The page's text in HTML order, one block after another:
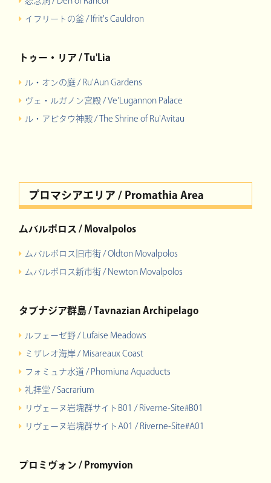
イフリートの釜 / Ifrit's Cauldron
トゥー・リア / Tu'Lia
ル・オンの庭 / Ru'Aun Gardens
ヴェ・ルガノン宮殿 / Ve'Lugannon Palace
ル・アビタウ神殿 / The Shrine of Ru'Avitau
プロマシアエリア / Promathia Area
ムバルポロス / Movalpolos
ムバルポロス旧市街 / Oldton Movalpolos
ムバルポロス新市街 / Newton Movalpolos
タブナジア群島 / Tavnazian Archipelago
ルフェーゼ野 / Lufaise Meadows
ミザレオ海岸 / Misareaux Coast
フォミュナ水道 / Phomiuna Aquaducts
礼拝堂 / Sacrarium
リヴェーヌ岩塊群サイトB01 / Riverne-Site#B01
リヴェーヌ岩塊群サイトA01 / Riverne-Site#A01
プロミヴォン / Promyvion